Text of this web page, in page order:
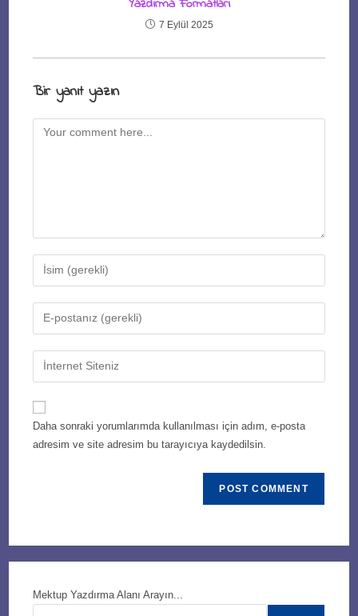
Yazdırma Formatları
7 Eylül 2025
Bir yanıt yazın
Comment
Enter
your
name
comment
Enter
your
email
address
comment
Enter
your
website
URL
(optional)
Daha sonraki yorumlarımda kullanılması için adım, e-posta
adresim ve site adresim bu tarayıcıya kaydedilsin.
Mektup Yazdırma Alanı Arayın...